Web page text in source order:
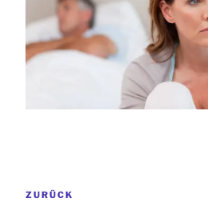
Vorheriger
ZURÜCK